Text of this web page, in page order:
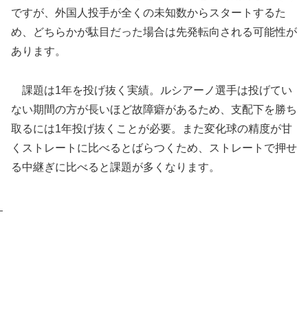
ですが、外国人投手が全くの未知数からスタートするた
め、どちらかが駄目だった場合は先発転向される可能性が
あります。
課題は1年を投げ抜く実績。ルシアーノ選手は投げてい
ない期間の方が長いほど故障癖があるため、支配下を勝ち
取るには1年投げ抜くことが必要。また変化球の精度が甘
くストレートに比べるとばらつくため、ストレートで押せ
る中継ぎに比べると課題が多くなります。